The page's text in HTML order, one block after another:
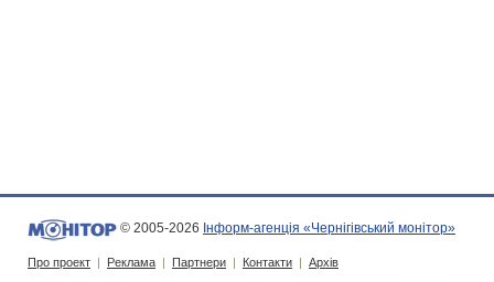
© 2005-2026 Інформ-агенція «Чернігівський монітор»
Про проект | Реклама | Партнери | Контакти | Архів